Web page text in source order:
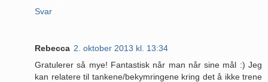
Svar
Rebecca 2. oktober 2013 kl. 13:34
Gratulerer så mye! Fantastisk når man når sine mål :) Jeg
kan relatere til tankene/bekymringene kring det å ikke trene